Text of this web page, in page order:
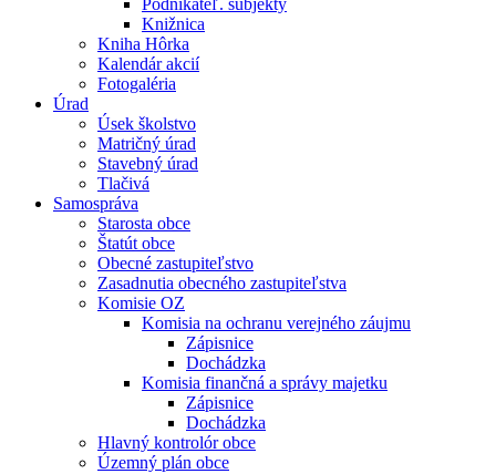
Podnikateľ. subjekty
Knižnica
Kniha Hôrka
Kalendár akcií
Fotogaléria
Úrad
Úsek školstvo
Matričný úrad
Stavebný úrad
Tlačivá
Samospráva
Starosta obce
Štatút obce
Obecné zastupiteľstvo
Zasadnutia obecného zastupiteľstva
Komisie OZ
Komisia na ochranu verejného záujmu
Zápisnice
Dochádzka
Komisia finančná a správy majetku
Zápisnice
Dochádzka
Hlavný kontrolór obce
Územný plán obce